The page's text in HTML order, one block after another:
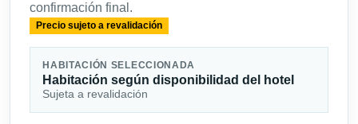
confirmación final.
Precio sujeto a revalidación
HABITACIÓN SELECCIONADA
Habitación según disponibilidad del hotel
Sujeta a revalidación